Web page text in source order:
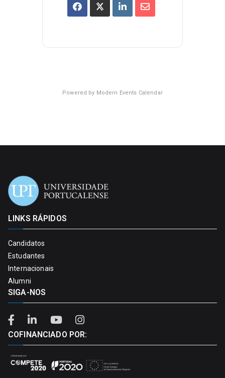
Powered by Modern Events Calendar
LINKS RÁPIDOS
Candidatos
Estudantes
Internacionais
Alumni
SIGA-NOS
COFINANCIADO POR: